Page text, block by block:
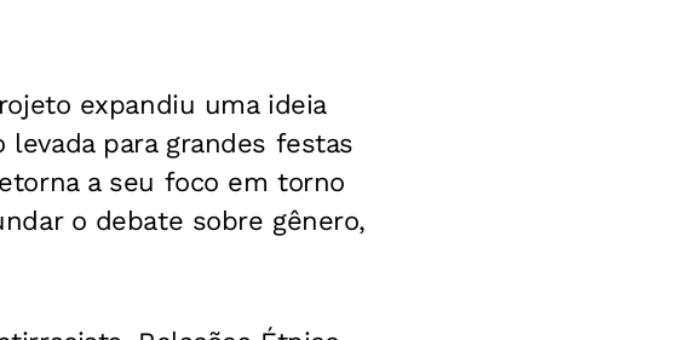
expandiu uma ideia
para grandes festas
a seu foco em torno
o debate sobre gênero,